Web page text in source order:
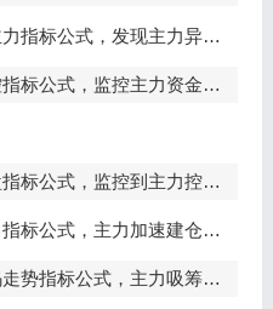
，发现主力异动资金（副图+选股）
控主力资金和筹码异动（副图+选股）
控盘时间越长，后期爆发力越大（副图+选股）
，主力加速建仓（副图+选股）
筹码集中度解析，挖掘大资金信号（副图+选股）